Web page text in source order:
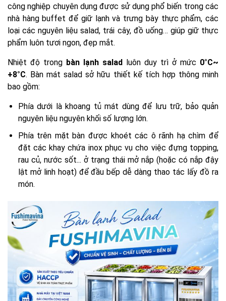
công nghiệp chuyên dụng được sử dụng phổ biến trong các
nhà hàng buffet để giữ lạnh và trưng bày thực phẩm, các
loại các nguyên liệu salad, trái cây, đồ uống… giúp giữ thực
phẩm luôn tươi ngon, đẹp mắt.
Nhiệt độ trong bàn lạnh salad luôn duy trì ở mức 0°C~
+8°C. Bàn mát salad sở hữu thiết kế tích hợp thông minh
bao gồm:
Phía dưới là khoang tủ mát dùng để lưu trữ, bảo quản
nguyên liệu nguyên khối số lượng lớn.
Phía trên mặt bàn được khoét các ô rãnh hạ chìm để
đặt các khay chứa inox phục vụ cho việc đựng topping,
rau củ, nước sốt... ở trạng thái mở nắp (hoặc có nắp đậy
lật mở linh hoạt) để đầu bếp dễ dàng thao tác lấy đồ ra
món.